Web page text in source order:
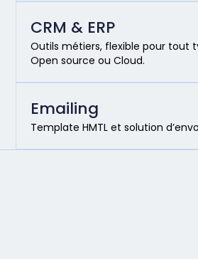
Emailing
Template HMTL et solution
CRM & ERP
Outils métiers, flexible pour tout
Open source ou Cloud.